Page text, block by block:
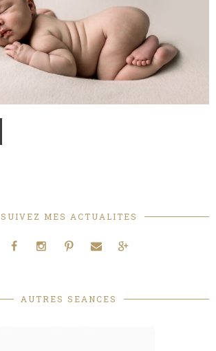
SUIVEZ MES ACTUALITES
AUTRES SEANCES